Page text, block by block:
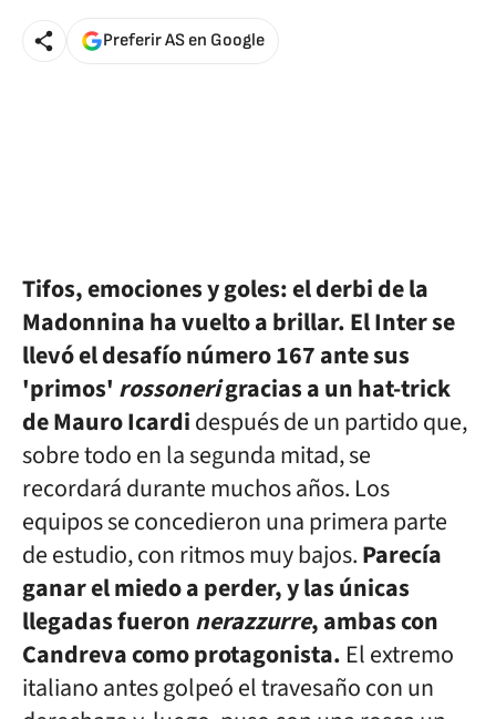
Preferir AS en Google
Tifos, emociones y goles: el derbi de la
Madonnina ha vuelto a brillar. El Inter se
llevó el desafío número 167 ante sus
'primos' rossonerigracias a un hat-trick
de Mauro Icardidespués de un partido que,
sobre todo en la segunda mitad, se
recordará durante muchos años. Los
equipos se concedieron una primera parte
de estudio, con ritmos muy bajos.Parecía
ganar el miedo a perder, y las únicas
llegadas fueronnerazzurre, ambas con
Candreva como protagonista. El extremo
italiano antes golpeó el travesaño con un